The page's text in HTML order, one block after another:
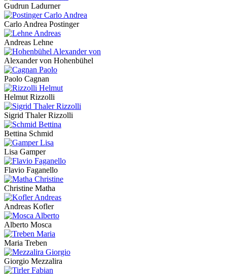
Gudrun Ladurner
Carlo Andrea Postinger
Andreas Lehne
Alexander von Hohenbühel
Paolo Cagnan
Helmut Rizzolli
Sigrid Thaler Rizzolli
Bettina Schmid
Lisa Gamper
Flavio Faganello
Christine Matha
Andreas Kofler
Alberto Mosca
Maria Treben
Giorgio Mezzalira